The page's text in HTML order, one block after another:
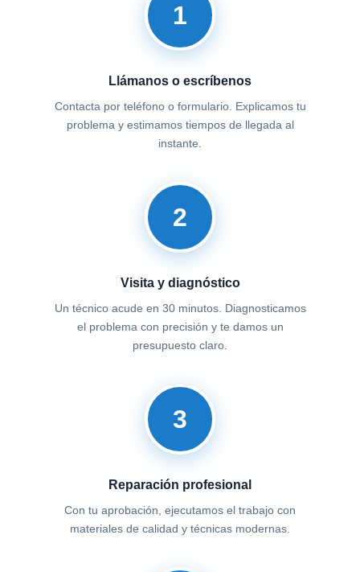
1
Llámanos o escríbenos
Contacta por teléfono o formulario. Explicamos tu
problema y estimamos tiempos de llegada al
instante.
2
Visita y diagnóstico
Un técnico acude en 30 minutos. Diagnosticamos
el problema con precisión y te damos un
presupuesto claro.
3
Reparación profesional
Con tu aprobación, ejecutamos el trabajo con
materiales de calidad y técnicas modernas.